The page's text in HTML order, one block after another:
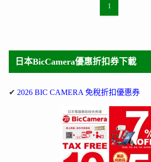
1
日本BicCamera優惠折扣券下載
✔ 2026 BIC CAMERA 免稅折扣優惠券